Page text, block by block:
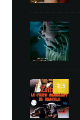
7.5